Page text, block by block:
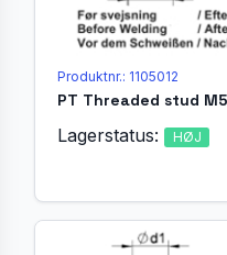
Produktnr.: 1105012
Lagerstatus: HØJ